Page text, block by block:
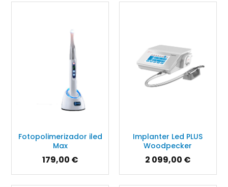
Fotopolimerizador iled
Max
179,00 €
Implanter Led PLUS
Woodpecker
2 099,00 €